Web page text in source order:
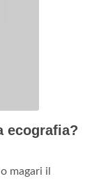
ecografia?
magari il